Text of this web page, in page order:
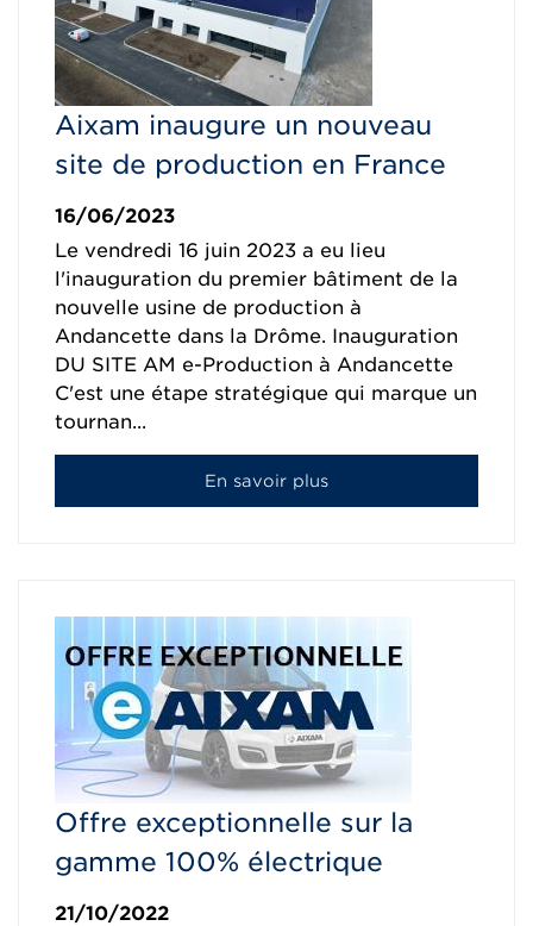
Aixam inaugure un nouveau
site de production en France
16/06/2023
Le vendredi 16 juin 2023 a eu lieu
l'inauguration du premier bâtiment de la
nouvelle usine de production à
Andancette dans la Drôme. Inauguration
DU SITE AM e-Production à Andancette
C'est une étape stratégique qui marque un
tournan...
En savoir plus
Offre exceptionnelle sur la
gamme 100% électrique
21/10/2022